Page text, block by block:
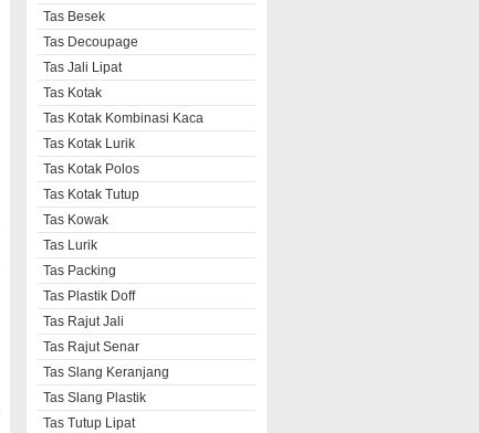
Tas Besek
Tas Decoupage
Tas Jali Lipat
Tas Kotak
Tas Kotak Kombinasi Kaca
Tas Kotak Lurik
Tas Kotak Polos
Tas Kotak Tutup
Tas Kowak
Tas Lurik
Tas Packing
Tas Plastik Doff
Tas Rajut Jali
Tas Rajut Senar
Tas Slang Keranjang
Tas Slang Plastik
Tas Tutup Lipat